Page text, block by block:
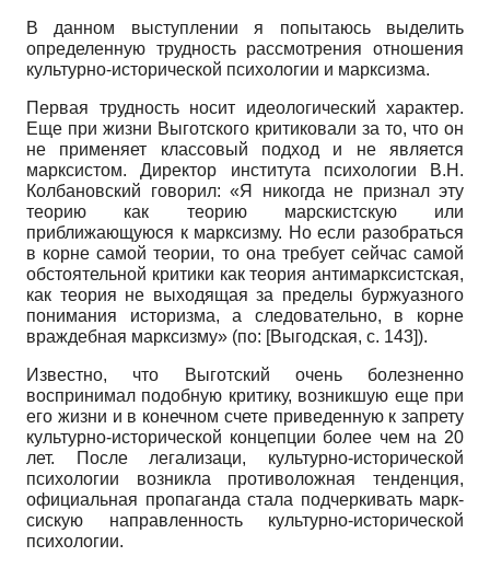
В данном выступлении я попытаюсь выделить
определенную трудность рассмотрения отношения
культурно-исторической психологии и марксизма.
Первая трудность носит идеологический характер.
Еще при жизни Выготского критиковали за то, что он
не применяет классовый подход и не является
марксистом. Директор института психологии В.Н.
Колбановский говорил: «Я никогда не признал эту
теорию как теорию марскистскую или
приближающуюся к марксизму. Но если разобраться
в корне самой теории, то она требует сейчас самой
обстоятельной критики как теория антимарксистская,
как теория не выходящая за пределы буржуазного
понимания историзма, а следовательно, в корне
враждебная марксизму» (по: [Выгодская, с. 143]).
Известно, что Выготский очень болезненно
воспринимал подобную критику, возникшую еще при
его жизни и в конечном счете приведенную к запрету
культурно-исторической концепции более чем на 20
лет. После легализаци, культурно-исторической
психологии возникла противоложная тенденция,
официальная пропаганда стала подчеркивать марк-
сискую направленность культурно-исторической
психологии.